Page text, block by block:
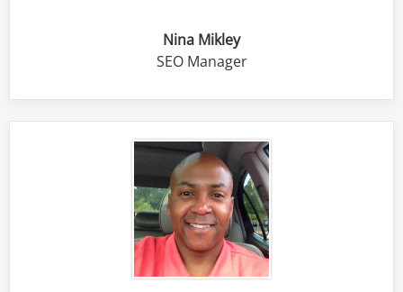
Nina Mikley
SEO Manager